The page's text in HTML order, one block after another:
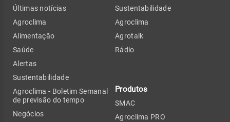
Últimas notícias
Agroclima
Alimentação
Saúde
Alertas
Sustentabilidade
Agroclima - Boletim Semanal
de previsão do tempo
Negócios
Sustentabilidade
Agroclima
Agrotalk
Rádio
Produtos
SMAC
Agroclima PRO